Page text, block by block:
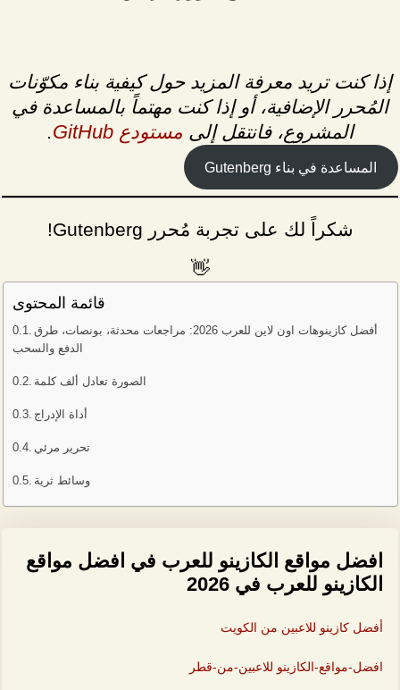
إذا كنت تريد معرفة المزيد حول كيفية بناء مكوّنات
المُحرر الإضافية، أو إذا كنت مهتماً بالمساعدة في
المشروع، فانتقل إلى مستودع GitHub .
المساعدة في بناء Gutenberg
شكراً لك على تجربة مُحرر Gutenberg!
👋
قائمة المحتوى
أفضل كازينوهات اون لاين للعرب 2026: مراجعات محدثة، بونصات، طرق
الدفع والسحب
الصورة تعادل ألف كلمة
أداة الإدراج
تحرير مرئي
وسائط ثرية
افضل مواقع الكازينو للعرب في افضل مواقع
الكازينو للعرب في 2026
أفضل كازينو للاعبين من الكويت
افضل-مواقع-الكازينو للاعبين-من-قطر